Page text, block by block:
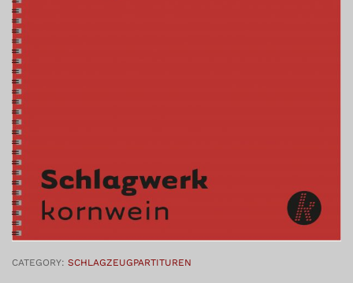
CATEGORY: SCHLAGZEUGPARTITUREN